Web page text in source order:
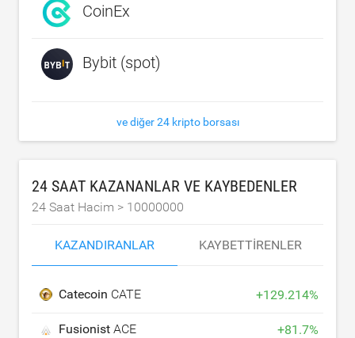
CoinEx
Bybit (spot)
ve diğer 24 kripto borsası
24 SAAT KAZANANLAR VE KAYBEDENLER
24 Saat Hacim > 10000000
KAZANDIRANLAR KAYBETTIRENLER
Catecoin CATE +129.214%
Fusionist ACE +81.7%